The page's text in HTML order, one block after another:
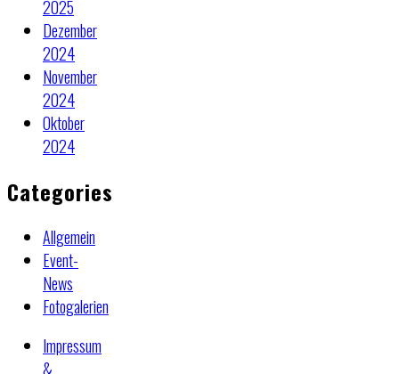
2025
Dezember
2024
November
2024
Oktober
2024
Categories
Allgemein
Event-
News
Fotogalerien
Impressum
&